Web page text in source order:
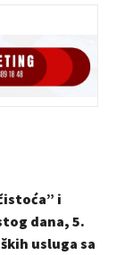
i
dana, 5.
usluga sa